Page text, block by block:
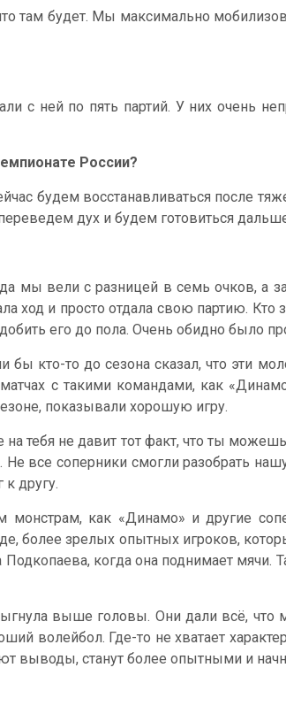
там будет. Мы максимально
с ней по пять партий. У них очень
России?
будем восстанавливаться после
дух и будем готовиться
мы вели с разницей в семь очков, а
ход и просто отдала свою партию. Кто
его до пола. Очень обидно было
бы кто-то до сезона сказал, что эти
с такими командами, как
показывали хорошую игру.
тебя не давит тот факт, что ты
все соперники смогли разобрать
другу.
как «Динамо» и другие
более зрелых опытных игроков,
Подкопаева, когда она поднимает
выше головы. Они дали всё, что
волейбол. Где-то не хватает
выводы, станут более опытными и